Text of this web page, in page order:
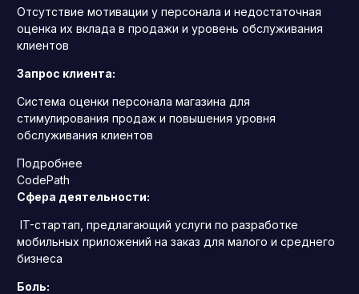
Отсутствие мотивации у персонала и недостаточная
оценка их вклада в продажи и уровень обслуживания
клиентов
Запрос клиента:
Система оценки персонала магазина для
стимулирования продаж и повышения уровня
обслуживания клиентов
Подробнее
CodePath
Сфера деятельности:
IT-стартап, предлагающий услуги по разработке
мобильных приложений на заказ для малого и среднего
бизнеса
Боль: